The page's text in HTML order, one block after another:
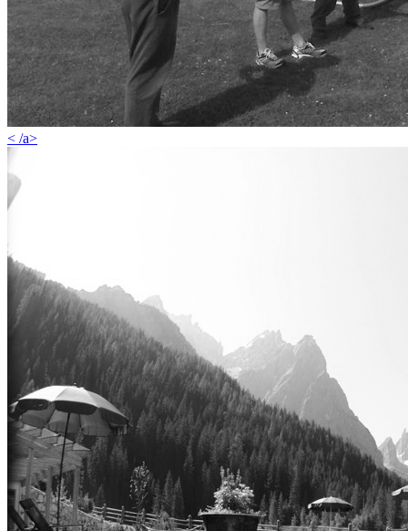
< /a>